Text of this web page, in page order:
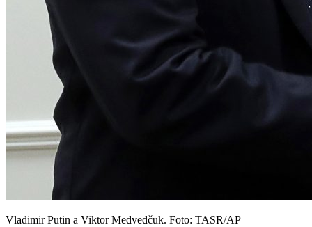
Vladimir Putin a Viktor Medvedčuk. Foto: TASR/AP